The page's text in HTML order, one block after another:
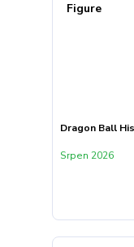
Dragon Ball
Srpen 2026